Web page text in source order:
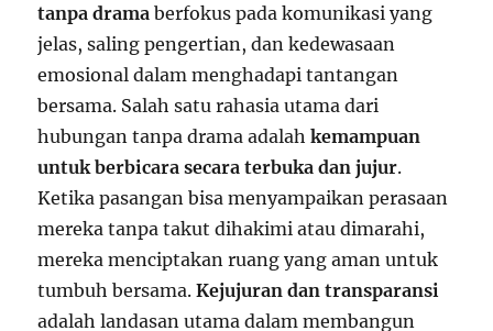
tanpa drama berfokus pada komunikasi yang
jelas, saling pengertian, dan kedewasaan
emosional dalam menghadapi tantangan
bersama. Salah satu rahasia utama dari
hubungan tanpa drama adalahkemampuan
untuk berbicara secara terbuka dan jujur.
Ketika pasangan bisa menyampaikan perasaan
mereka tanpa takut dihakimi atau dimarahi,
mereka menciptakan ruang yang aman untuk
tumbuh bersama.Kejujuran dan transparansi
adalah landasan utama dalam membangun